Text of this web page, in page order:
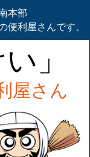
本部
利屋さんです。
」
屋さん